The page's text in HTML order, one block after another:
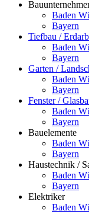
Baden
Bayern
Tiefbau /
Baden
Bayern
Garten /
Baden
Bayern
Fenster /
Baden
Bayern
Bauelemente
Baden
Bayern
Haustechnik /
Baden
Bayern
Elektriker
Baden